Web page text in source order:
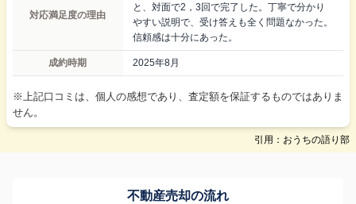
対応満足度の理由
と、対面で2，3回で完了した。丁寧で分かり
やすい説明で、受け答えも全く問題なかった。
信頼感は十分にあった。
成約時期 2025年8月
※上記口コミは、個人の感想であり、査定額を保証するものではありま
せん。
引用：おうちの語り部
不動産売却の流れ